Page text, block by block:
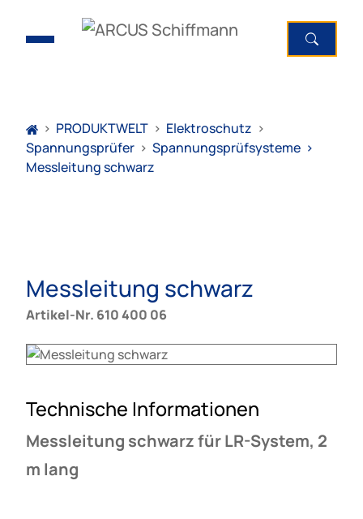
> PRODUKTWELT > Elektroschutz >
Spannungsprüfer > Spannungsprüfsysteme >
Messleitung schwarz
Messleitung schwarz
Artikel-Nr. 610 400 06
Technische Informationen
Messleitung schwarz für LR-System, 2
m lang